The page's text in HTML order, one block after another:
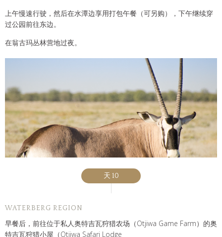
上午慢速行驶，然后在水潭边享用打包午餐（可另购），下午继续穿
过公园前往东边。
在翁古玛丛林营地过夜。
天 10
WATERBERG REGION
早餐后，前往位于私人奥特吉瓦狩猎农场（Otjiwa Game Farm）的奥
特吉瓦狩猎小屋（Otjiwa Safari Lodge